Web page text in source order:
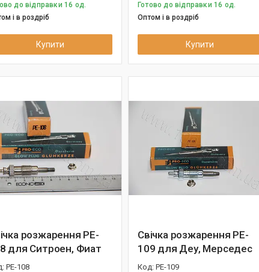
до відправки 16 од.
і в роздріб
Купити
Готово до відправки 16 од.
Оптом і в роздріб
Купити
розжарення PE-
для Ситроен, Фиат
PE-108
Свічка розжарення PE-
109 для Деу, Мерседес
PE-109